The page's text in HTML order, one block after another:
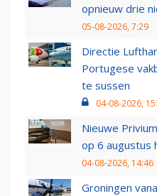
opnieuw drie
05-08-2026, 7:29
Directie
Portugese
te sussen
04-08-2026,
Nieuwe
op 6 augustus
04-08-2026, 14:46
Groningen